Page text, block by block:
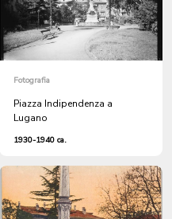
Fotografia
Piazza Indipendenza a
Lugano
1930-1940 ca.